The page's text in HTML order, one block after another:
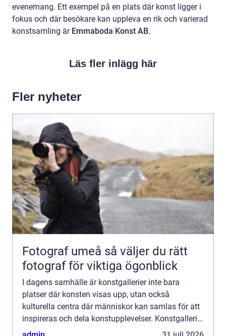
evenemang. Ett exempel på en plats där konst ligger i
fokus och där besökare kan uppleva en rik och varierad
konstsamling är Emmaboda Konst AB.
Läs fler inlägg här
Fler nyheter
Fotograf umeå så väljer du rätt
fotograf för viktiga ögonblick
I dagens samhälle är konstgallerier inte bara
platser där konsten visas upp, utan också
kulturella centra där människor kan samlas för att
inspireras och dela konstupplevelser. Konstgalleri
är en plats dä...